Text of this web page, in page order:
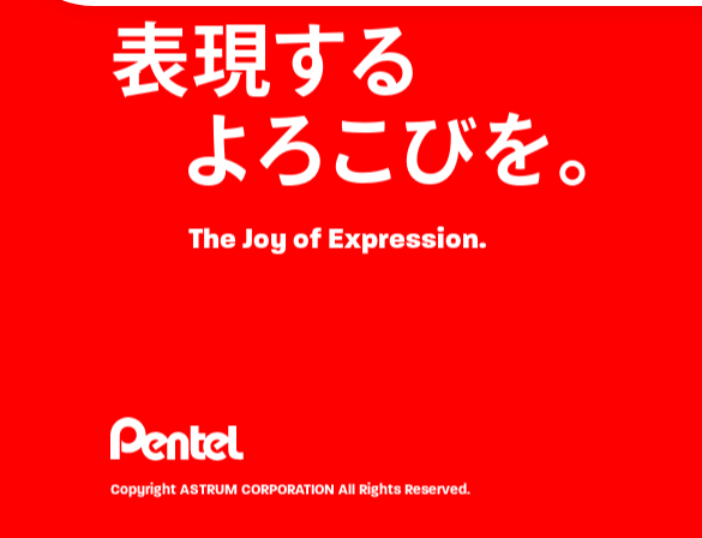
表現する
よろこびを。
The Joy of Expression.
Copyright ASTRUM CORPORATION All Rights Reserved.